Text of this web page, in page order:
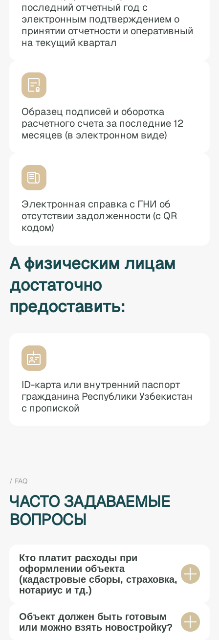
последний отчетный год с
электронным подтверждением о
принятии отчетности и оперативный
на текущий квартал
Образец подписей и оборотка
расчетного счета за последние 12
месяцев (в электронном виде)
Электронная справка с ГНИ об
отсутствии задолженности (с QR
кодом)
А физическим лицам
достаточно
предоставить:
ID-карта или внутренний паспорт
гражданина Республики Узбекистан
с пропиской
/ FAQ
ЧАСТО ЗАДАВАЕМЫЕ
ВОПРОСЫ
Кто платит расходы при
оформлении объекта
(кадастровые сборы, страховка,
нотариус и тд.)
объекта, включая кадастровые сборы, услуги
нотариуса, страхование и регистрацию, мы
полностью берём на себя.
Объект должен быть готовым
или можно взять новостройку?